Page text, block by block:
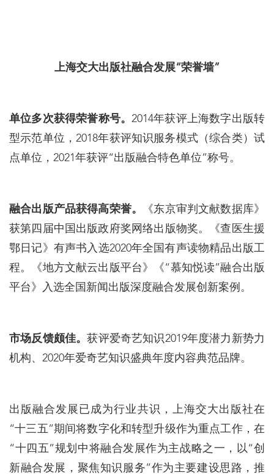
上海交大出版社融合发展“荣誉墙”
单位多次获得荣誉称号。2014年获评上海数字出版转
型示范单位，2018年获评知识服务模式（综合类）试
点单位，2021年获评“出版融合特色单位”称号。
融合出版产品获得高荣誉。
《东京审判文献数据库》
获第四届中国出版政府奖网络出版物奖。《查医生援
鄂日记》有声书入选2020年全国有声读物精品出版工
程。《地方文献云出版平台》《“慕知悦读”融合出版
平台》入选全国新闻出版深度融合发展创新案例。
市场反馈颇佳。获评爱奇艺知识2019年度潜力新势力
机构、2020年爱奇艺知识盛典年度内容典范品牌。
出版融合发展已成为行业共识，上海交大出版社在
“十三五”期间将数字化和转型升级作为重点工作，在
“十四五”规划中将融合发展作为主战略之一，以“创
新融合发展，聚焦知识服务”作为主要建设思路，推